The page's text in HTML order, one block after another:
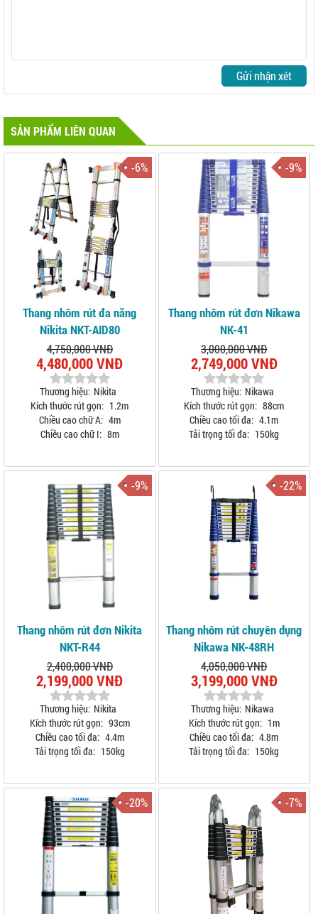
Gửi nhận xét
SẢN PHẨM LIÊN QUAN
-6%
Thang nhôm rút đa năng
Nikita NKT-AID80
4,750,000 VNĐ
4,480,000 VNĐ
Thương hiệu: Nikita
Kích thước rút gọn: 1.2m
Chiều cao chữ A: 4m
Chiều cao chữ I: 8m
-9%
Thang nhôm rút đơn Nikawa
NK-41
3,000,000 VNĐ
2,749,000 VNĐ
Thương hiệu: Nikawa
Kích thước rút gọn: 88cm
Chiều cao tối đa: 4.1m
Tải trọng tối đa: 150kg
-9%
Thang nhôm rút đơn Nikita
NKT-R44
2,400,000 VNĐ
2,199,000 VNĐ
Thương hiệu: Nikita
Kích thước rút gọn: 93cm
Chiều cao tối đa: 4.4m
Tải trọng tối đa: 150kg
-22%
Thang nhôm rút chuyên dụng
Nikawa NK-48RH
4,050,000 VNĐ
3,199,000 VNĐ
Thương hiệu: Nikawa
Kích thước rút gọn: 1m
Chiều cao tối đa: 4.8m
Tải trọng tối đa: 150kg
-20% -7%